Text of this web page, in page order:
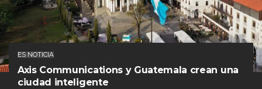
ES NOTICIA
Axis Communications y Guatemala crean una
ciudad inteligente